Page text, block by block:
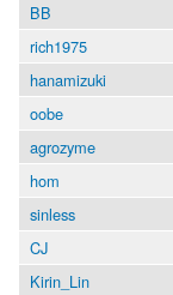
BB
rich1975
hanamizuki
oobe
agrozyme
hom
sinless
CJ
Kirin_Lin